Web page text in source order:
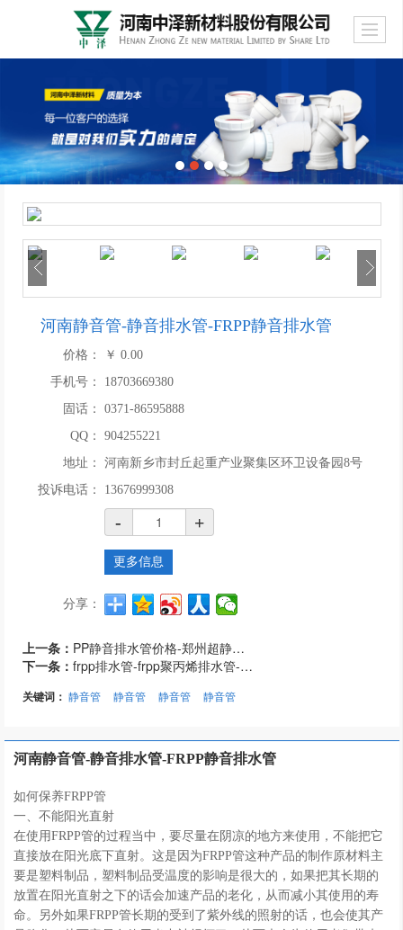
河南静音管-静音排水管-FRPP静音排水管
价格： ￥ 0.00
手机号：
18703669380
固话：
0371-86595888
QQ：
904255221
地址：
河南新乡市封丘起重产业聚集区环卫设备园8号
投诉电话：
13676999308
- +
更多信息
分享：
上一条：
PP静音排水管价格-郑州超静音排水管-HDPE静音排水管
下一条：
frpp排水管-frpp聚丙烯排水管-frpp静音排水管
关键词： 静音管 静音管 静音管 静音管
河南静音管-静音排水管-FRPP静音排水管
如何保养FRPP管
一、不能阳光直射
在使用FRPP管的过程当中，要尽量在阴凉的地方来使用，不能把它
直接放在阳光底下直射。这是因为FRPP管这种产品的制作原材料主
要是塑料制品，塑料制品受温度的影响是很大的，如果把其长期的
放置在阳光直射之下的话会加速产品的老化，从而减小其使用的寿
命。另外如果FRPP管长期的受到了紫外线的照射的话，也会使其产